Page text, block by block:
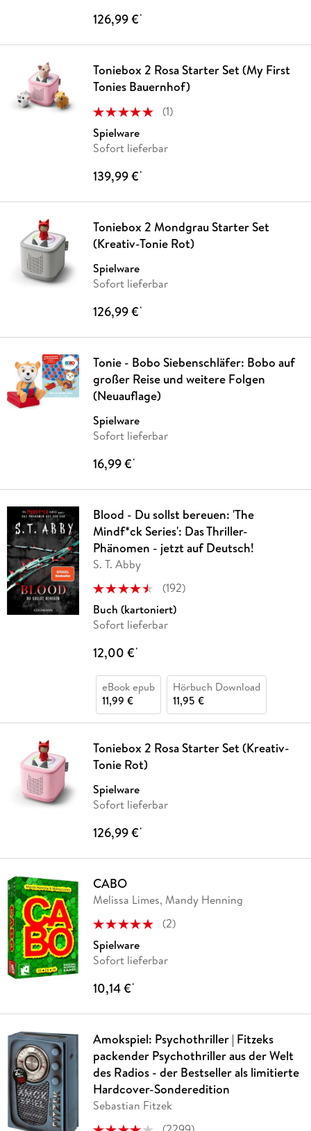
126,99 €*
Toniebox 2 Rosa Starter Set (My First
Tonies Bauernhof)
(1)
Spielware
Sofort lieferbar
139,99 €*
Toniebox 2 Mondgrau Starter Set
(Kreativ-Tonie Rot)
Spielware
Sofort lieferbar
126,99 €*
Tonie - Bobo Siebenschläfer: Bobo auf
großer Reise und weitere Folgen
(Neuauflage)
Spielware
Sofort lieferbar
16,99 €*
Blood - Du sollst bereuen: 'The
Mindf*ck Series': Das Thriller-
Phänomen - jetzt auf Deutsch!
S. T. Abby
(192)
Buch (kartoniert)
Sofort lieferbar
12,00 €*
eBook epub
11,99 €
Hörbuch Download
11,95 €
Toniebox 2 Rosa Starter Set (Kreativ-
Tonie Rot)
Spielware
Sofort lieferbar
126,99 €*
CABO
Melissa Limes, Mandy Henning
(2)
Spielware
Sofort lieferbar
10,14 €*
Amokspiel: Psychothriller | Fitzeks
packender Psychothriller aus der Welt
des Radios - der Bestseller als limitierte
Hardcover-Sonderedition
Sebastian Fitzek